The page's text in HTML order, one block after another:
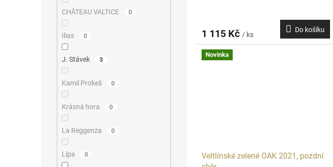
CHÂTEAU VALTICE 0
Ilias 0
J. Stávek 3
Kamil Prokeš 0
Krásná hora 0
La Reggenza 0
Lípa 0
1 115 Kč / ks
Do košíku
Novinka
Veltlínské zelené OAK 2021, pozdní